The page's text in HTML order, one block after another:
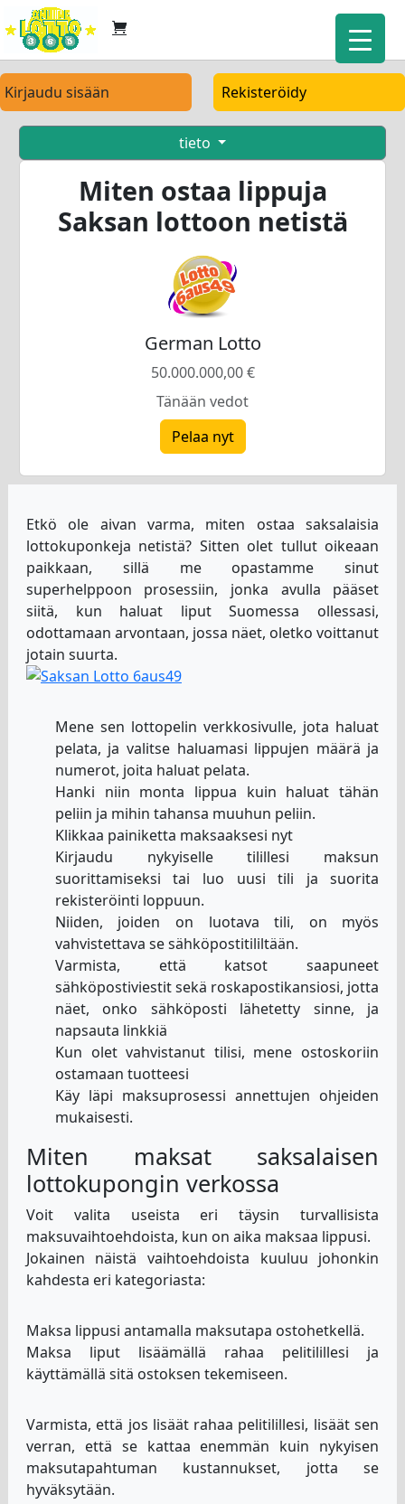
Kirjaudu sisään Rekisteröidy
tieto
Miten ostaa lippuja
Saksan lottoon netistä
German Lotto
50.000.000,00 €
Tänään vedot
Pelaa nyt
Etkö ole aivan varma, miten ostaa saksalaisia
lottokuponkeja netistä? Sitten olet tullut oikeaan
paikkaan, sillä me opastamme sinut
superhelppoon prosessiin, jonka avulla pääset
siitä, kun haluat liput Suomessa ollessasi,
odottamaan arvontaan, jossa näet, oletko voittanut
jotain suurta.
Mene sen lottopelin verkkosivulle, jota haluat
pelata, ja valitse haluamasi lippujen määrä ja
numerot, joita haluat pelata.
Hanki niin monta lippua kuin haluat tähän
peliin ja mihin tahansa muuhun peliin.
Klikkaa painiketta maksaaksesi nyt
Kirjaudu nykyiselle tilillesi maksun
suorittamiseksi tai luo uusi tili ja suorita
rekisteröinti loppuun.
Niiden, joiden on luotava tili, on myös
vahvistettava se sähköpostitililtään.
Varmista, että katsot saapuneet
sähköpostiviestit sekä roskapostikansiosi, jotta
näet, onko sähköposti lähetetty sinne, ja
napsauta linkkiä
Kun olet vahvistanut tilisi, mene ostoskoriin
ostamaan tuotteesi
Käy läpi maksuprosessi annettujen ohjeiden
mukaisesti.
Miten maksat saksalaisen
lottokupongin verkossa
Voit valita useista eri täysin turvallisista
maksuvaihtoehdoista, kun on aika maksaa lippusi.
Jokainen näistä vaihtoehdoista kuuluu johonkin
kahdesta eri kategoriasta:
Maksa lippusi antamalla maksutapa ostohetkellä.
Maksa liput lisäämällä rahaa pelitilillesi ja
käyttämällä sitä ostoksen tekemiseen.
Varmista, että jos lisäät rahaa pelitilillesi, lisäät sen
verran, että se kattaa enemmän kuin nykyisen
maksutapahtuman kustannukset, jotta se
hyväksytään.